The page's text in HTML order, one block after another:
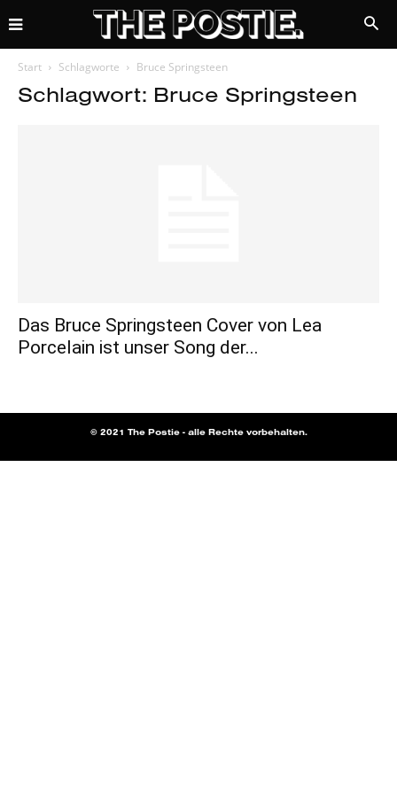
Start Schlagworte Bruce Springsteen
Schlagwort: Bruce Springsteen
Das Bruce Springsteen Cover von Lea
Porcelain ist unser Song der...
© 2021 The Postie - alle Rechte vorbehalten.